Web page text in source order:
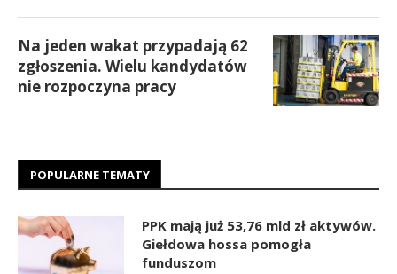
Na jeden wakat przypadają 62
zgłoszenia. Wielu kandydatów
nie rozpoczyna pracy
POPULARNE TEMATY
PPK mają już 53,76 mld zł aktywów.
Giełdowa hossa pomogła
funduszom